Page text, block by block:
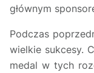
głównym
Podczas
wielkie sukcesy.
medal w tych